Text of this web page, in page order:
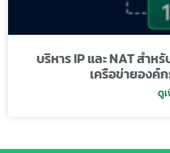
บริหาร IP และ NAT สำห
เครือข่ายองค์
ดู